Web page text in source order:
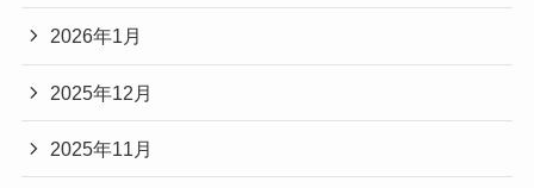
2026年1月
2025年12月
2025年11月